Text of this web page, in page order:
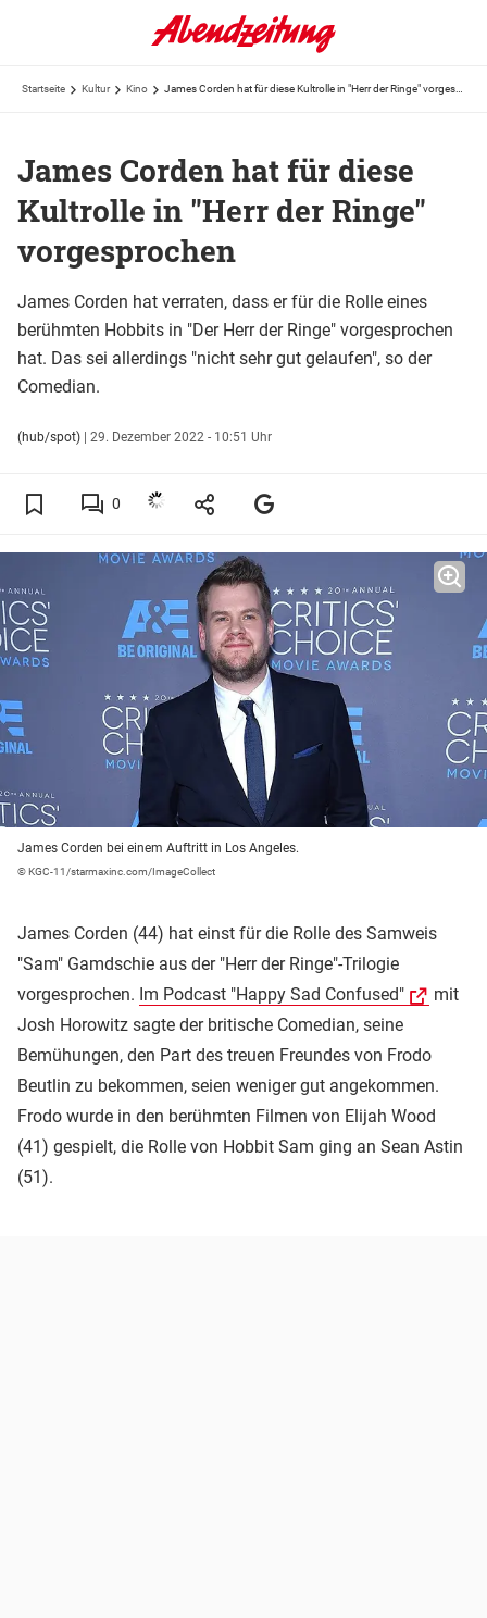
Startseite Kultur Kino
James Corden hat für diese
Kultrolle in "Herr der Ringe"
vorgesprochen
James Corden hat verraten, dass er für die Rolle eines
berühmten Hobbits in "Der Herr der Ringe" vorgesprochen
hat. Das sei allerdings "nicht sehr gut gelaufen", so der
Comedian.
(hub/spot) | 29. Dezember 2022 - 10:51 Uhr
0
James Corden bei einem Auftritt in Los Angeles.
© KGC-11/starmaxinc.com/ImageCollect
James Corden (44) hat einst für die Rolle des Samweis
"Sam" Gamdschie aus der "Herr der Ringe"-Trilogie
vorgesprochen. Im Podcast "Happy Sad Confused"
mit
Josh Horowitz sagte der britische Comedian, seine
Bemühungen, den Part des treuen Freundes von Frodo
Beutlin zu bekommen, seien weniger gut angekommen.
Frodo wurde in den berühmten Filmen von Elijah Wood
(41) gespielt, die Rolle von Hobbit Sam ging an Sean Astin
(51).